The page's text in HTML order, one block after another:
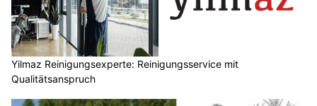
Yilmaz Reinigungsexperte: Reinigungsservice mit
Qualitätsanspruch